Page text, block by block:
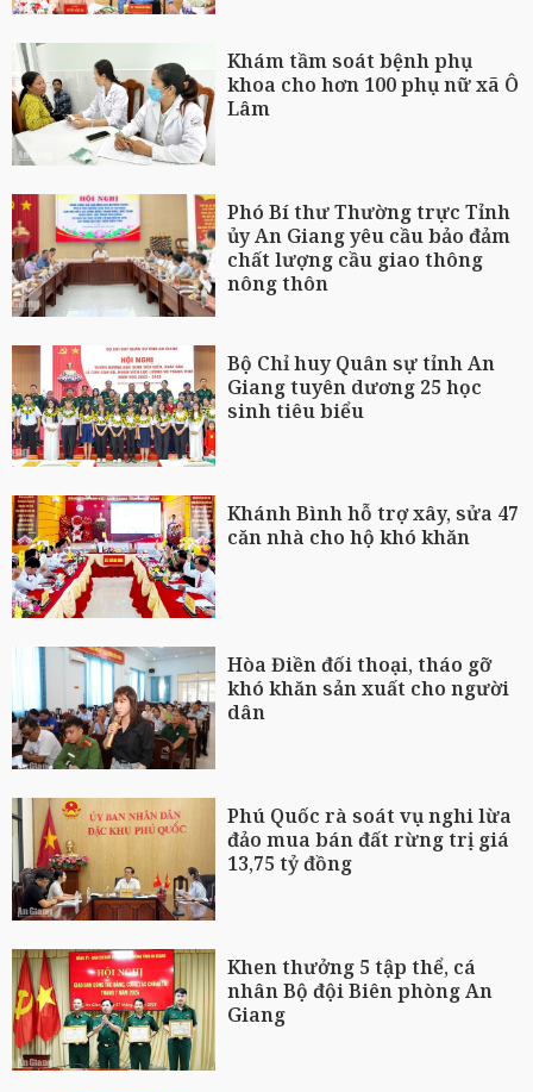
Khám tầm soát bệnh phụ
khoa cho hơn 100 phụ nữ xã Ô
Lâm
Phó Bí thư Thường trực Tỉnh
ủy An Giang yêu cầu bảo đảm
chất lượng cầu giao thông
nông thôn
Bộ Chỉ huy Quân sự tỉnh An
Giang tuyên dương 25 học
sinh tiêu biểu
Khánh Bình hỗ trợ xây, sửa 47
căn nhà cho hộ khó khăn
Hòa Điền đối thoại, tháo gỡ
khó khăn sản xuất cho người
dân
Phú Quốc rà soát vụ nghi lừa
đảo mua bán đất rừng trị giá
13,75 tỷ đồng
Khen thưởng 5 tập thể, cá
nhân Bộ đội Biên phòng An
Giang